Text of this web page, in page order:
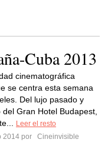
Cuba 2013
cinematográfica
se centra esta semana
Del lujo pasado y
del Gran Hotel Budapest,
Leer el resto
2014 por
Cineinvisible